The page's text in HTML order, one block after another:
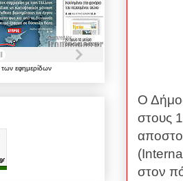
Ο
στους
(
στον
των εφημερίδων